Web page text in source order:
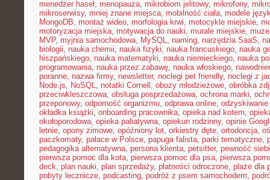
menedżer haseł, menopauza, mikrobiom jelitowy, mikrofony,
mikroserwisy, mniej znane miejsca, mobilność ciała, modele
MongoDB, montaż wideo, morfologia krwi, motocykle miejskie,
motoryzacja miejska, motywacja do nauki, murale miejskie,
MVP, myjnia samochodowa, MySQL, naming, narzędzia SaaS,
biologii, nauka chemii, nauka fizyki, nauka francuskiego, nauka
hiszpańskiego, nauka matematyki, nauka niemieckiego, nauka
programowania, nauka przez zabawę, nauka włoskiego,
poranne, nazwa firmy, newsletter, noclegi pet friendly, noclegi z
Node.js, NoSQL, notatki Cornell , obozy młodzieżowe, obróbka
przeciwkleszczowa, obsługa posprzedażowa, ochrona marki,
przeponowy, odporność organizmu, odprawa online,
okładka książki, onboarding pracownika, opieka nad kotem,
okołoporodowa, opieka paliatywna, opiekun rodzinny, opinie
letnie, opony zimowe, opóźniony lot, orkiestry dęte, ortodoncja,
paczkomaty, pałace w Polsce, papuga falista, parki tematyczne,
pedagogika alternatywna, persona klienta, petsitter, pewność
pierwsza pomoc dla kota, pierwsza pomoc dla psa, pierwsza
deck, plan nauki, plan sprzedaży, płatności odroczone, plaże dla
pobyty lecznicze, podcasting, podróż z psem samochodem,